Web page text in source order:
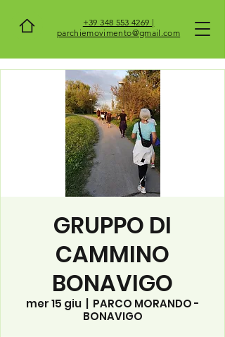
+39 348 553 4269 |
parchiemovimento@gmail.com
GRUPPO DI
CAMMINO
BONAVIGO
mer 15 giu
  |
PARCO MORANDO -
BONAVIGO